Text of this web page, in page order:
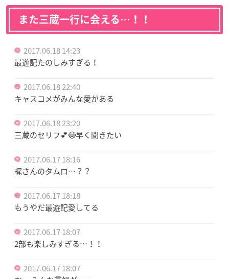
また三蔵一行に会える…！！
2017.06.18 14:23
最遊記たのしみすぎる！
2017.06.18 22:40
キャスコメがみんな愛がある
2017.06.18 23:20
三蔵のセリフ💕😳早く聞きたい
2017.06.17 18:16
梶さんのタムロ…？？
2017.06.17 18:18
もうやだ最遊記愛してる
2017.06.17 18:07
2部も楽しみすぎる…！！
2017.06.17 18:07